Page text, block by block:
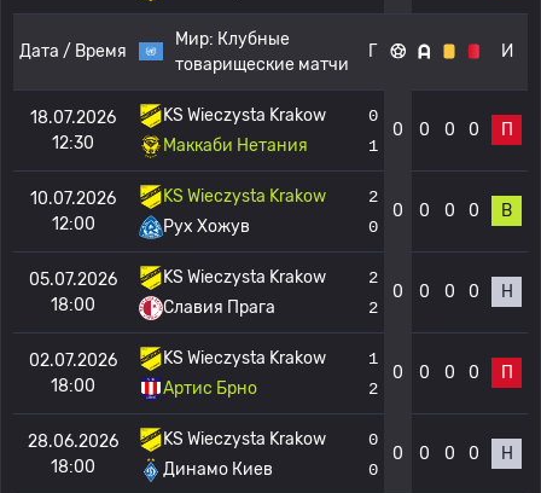
Дата / Время
Мир: Клубные
товарищеские матчи
Г И
18.07.2026
12:30
KS Wieczysta Krakow
Маккаби Нетания
0
1
0 0 0 0 П
10.07.2026
12:00
KS Wieczysta Krakow
Рух Хожув
2
0
0 0 0 0 В
05.07.2026
18:00
KS Wieczysta Krakow
Славия Прага
2
2
0 0 0 0 Н
02.07.2026
18:00
KS Wieczysta Krakow
Артис Брно
1
2
0 0 0 0 П
28.06.2026
18:00
KS Wieczysta Krakow
Динамо Киев
0
0
0 0 0 0 Н